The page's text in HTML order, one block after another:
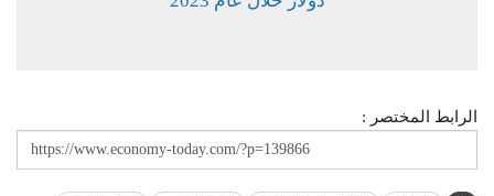
الرابط المختصر :